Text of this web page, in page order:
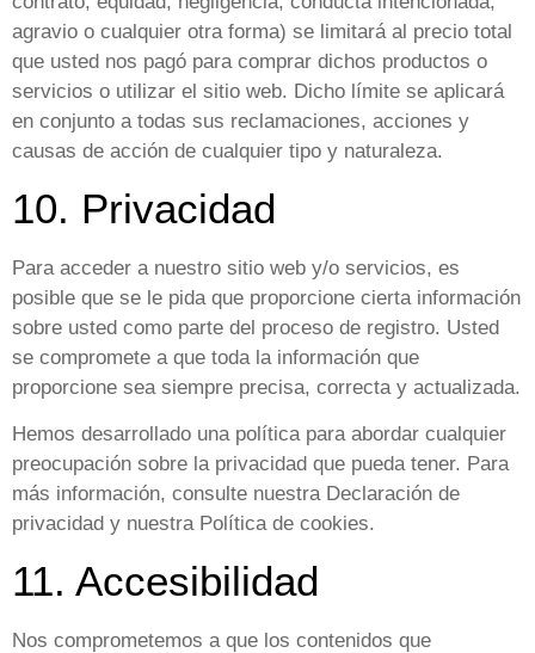
agravio o cualquier otra forma) se limitará al precio total
que usted nos pagó para comprar dichos productos o
servicios o utilizar el sitio web. Dicho límite se aplicará
en conjunto a todas sus reclamaciones, acciones y
causas de acción de cualquier tipo y naturaleza.
10. Privacidad
Para acceder a nuestro sitio web y/o servicios, es
posible que se le pida que proporcione cierta información
sobre usted como parte del proceso de registro. Usted
se compromete a que toda la información que
proporcione sea siempre precisa, correcta y actualizada.
Hemos desarrollado una política para abordar cualquier
preocupación sobre la privacidad que pueda tener. Para
más información, consulte nuestra Declaración de
privacidad y nuestra Política de cookies.
11. Accesibilidad
Nos comprometemos a que los contenidos que